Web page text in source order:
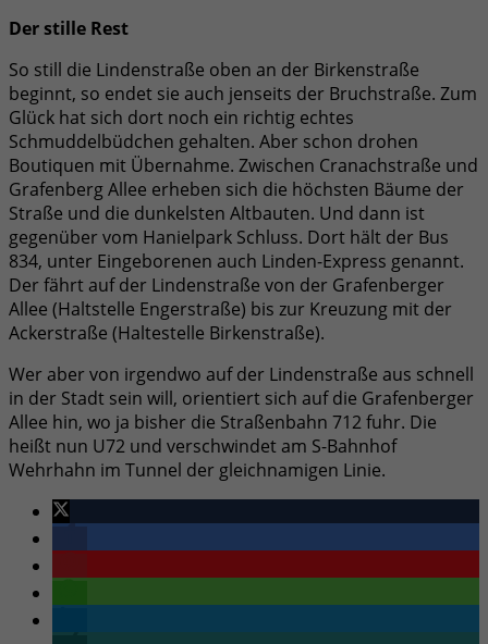
Der stille Rest
So still die Lindenstraße oben an der Birkenstraße
beginnt, so endet sie auch jenseits der Bruchstraße. Zum
Glück hat sich dort noch ein richtig echtes
Schmuddelbüdchen gehalten. Aber schon drohen
Boutiquen mit Übernahme. Zwischen Cranachstraße und
Grafenberg Allee erheben sich die höchsten Bäume der
Straße und die dunkelsten Altbauten. Und dann ist
gegenüber vom Hanielpark Schluss. Dort hält der Bus
834, unter Eingeborenen auch Linden-Express genannt.
Der fährt auf der Lindenstraße von der Grafenberger
Allee (Haltstelle Engerstraße) bis zur Kreuzung mit der
Ackerstraße (Haltestelle Birkenstraße).
Wer aber von irgendwo auf der Lindenstraße aus schnell
in der Stadt sein will, orientiert sich auf die Grafenberger
Allee hin, wo ja bisher die Straßenbahn 712 fuhr. Die
heißt nun U72 und verschwindet am S-Bahnhof
Wehrhahn im Tunnel der gleichnamigen Linie.